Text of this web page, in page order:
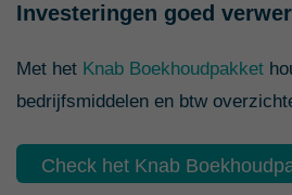
Investeringen goed
Met het Knab Boekhoudpakket
bedrijfsmiddelen en btw
Check het Knab